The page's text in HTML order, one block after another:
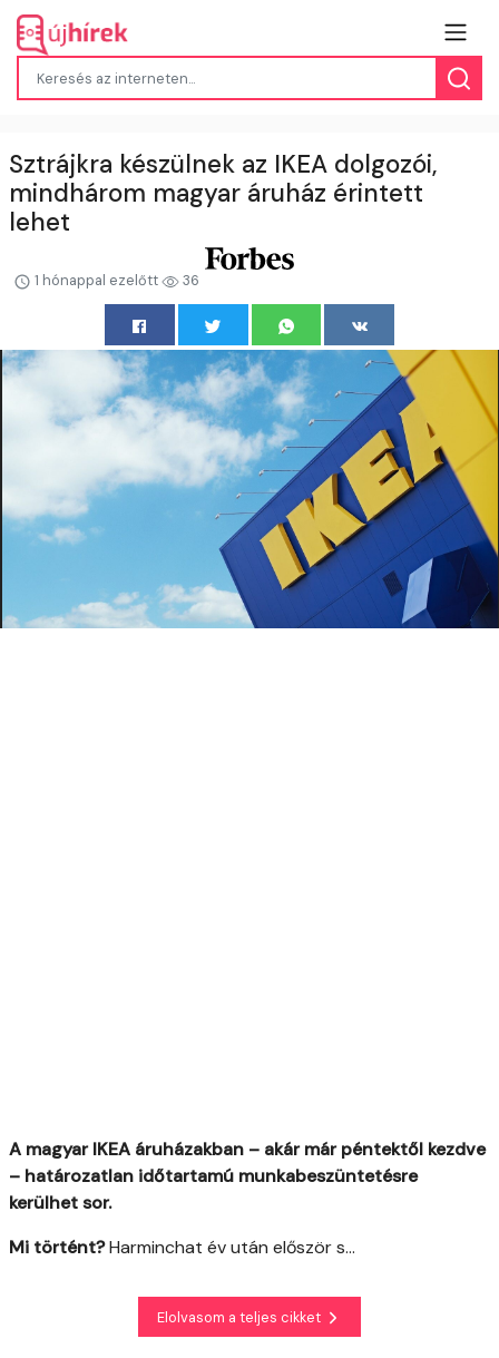
Sztrájkra készülnek az IKEA dolgozói,
mindhárom magyar áruház érintett
lehet
1 hónappal ezelőtt 36
A magyar IKEA áruházakban – akár már péntektől kezdve
– határozatlan időtartamú munkabeszüntetésre
kerülhet sor.
Mi történt?Harminchat év után először s...
Elolvasom a teljes cikket